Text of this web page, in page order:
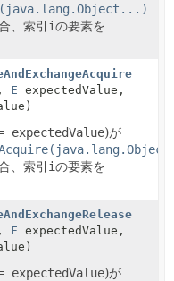
、索引 iの要素を
E expectedValue,
expectedValue)が
、索引 iの要素を
E expectedValue,
expectedValue)が